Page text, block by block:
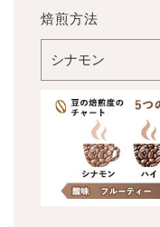
ス
ラ
格
焙煎方法
シナモン